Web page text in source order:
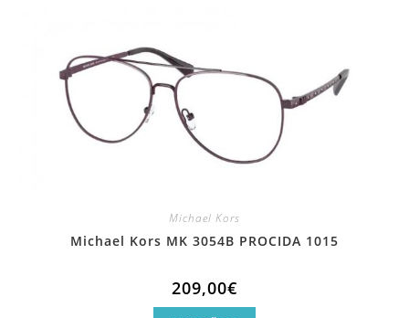
Michael Kors
Michael Kors MK 3054B PROCIDA 1015
209,00€